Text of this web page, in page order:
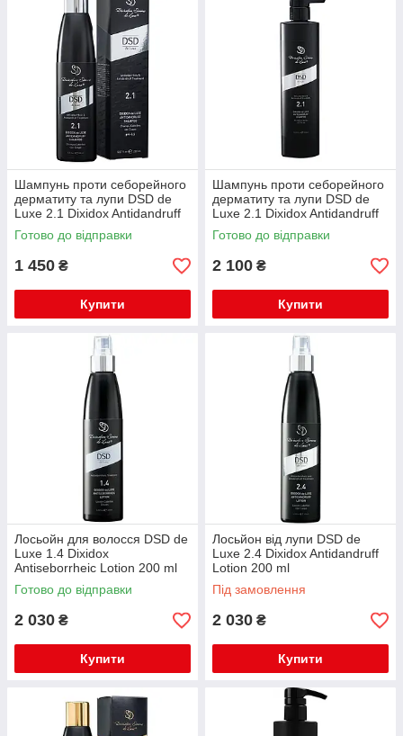
Шампунь проти себорейного
дерматиту та лупи DSD de
Luxe 2.1 Dixidox Antidandruff
Shampoo 200 ml
Готово до відправки
1 450 ₴
Купити
Шампунь проти себорейного
дерматиту та лупи DSD de
Luxe 2.1 Dixidox Antidandruff
Shampoo 500 ml
Готово до відправки
2 100 ₴
Купити
Лосьойн для волосся DSD de
Luxe 1.4 Dixidox
Antiseborrheic Lotion 200 ml
Готово до відправки
2 030 ₴
Купити
Лосьйон від лупи DSD de
Luxe 2.4 Dixidox Antidandruff
Lotion 200 ml
Під замовлення
2 030 ₴
Купити